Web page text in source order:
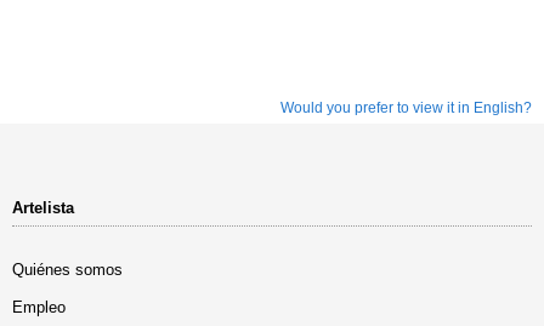
Would you prefer to view it in English?
Artelista
Quiénes somos
Empleo